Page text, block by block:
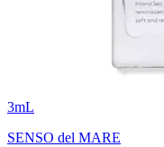
3mL
SENSO del MARE